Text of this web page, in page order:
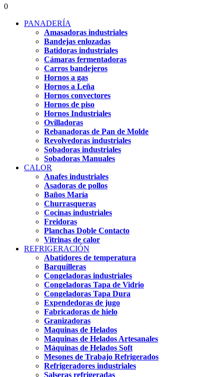
0
PANADERÍA
Amasadoras industriales
Bandejas enlozadas
Batidoras industriales
Cámaras fermentadoras
Carros bandejeros
Hornos a gas
Hornos a Leña
Hornos convectores
Hornos de piso
Hornos Industriales
Ovilladoras
Rebanadoras de Pan de Molde
Revolvedoras industriales
Sobadoras industriales
Sobadoras Manuales
CALOR
Anafes industriales
Asadoras de pollos
Baños María
Churrasqueras
Cocinas industriales
Freidoras
Planchas Doble Contacto
Vitrinas de calor
REFRIGERACIÓN
Abatidores de temperatura
Barquilleras
Congeladoras industriales
Congeladoras Tapa de Vidrio
Congeladoras Tapa Dura
Expendedoras de jugo
Fabricadoras de hielo
Granizadoras
Maquinas de Helados
Maquinas de Helados Artesanales
Máquinas de Helados Soft
Mesones de Trabajo Refrigerados
Refrigeradores industriales
Salseras refrigeradas